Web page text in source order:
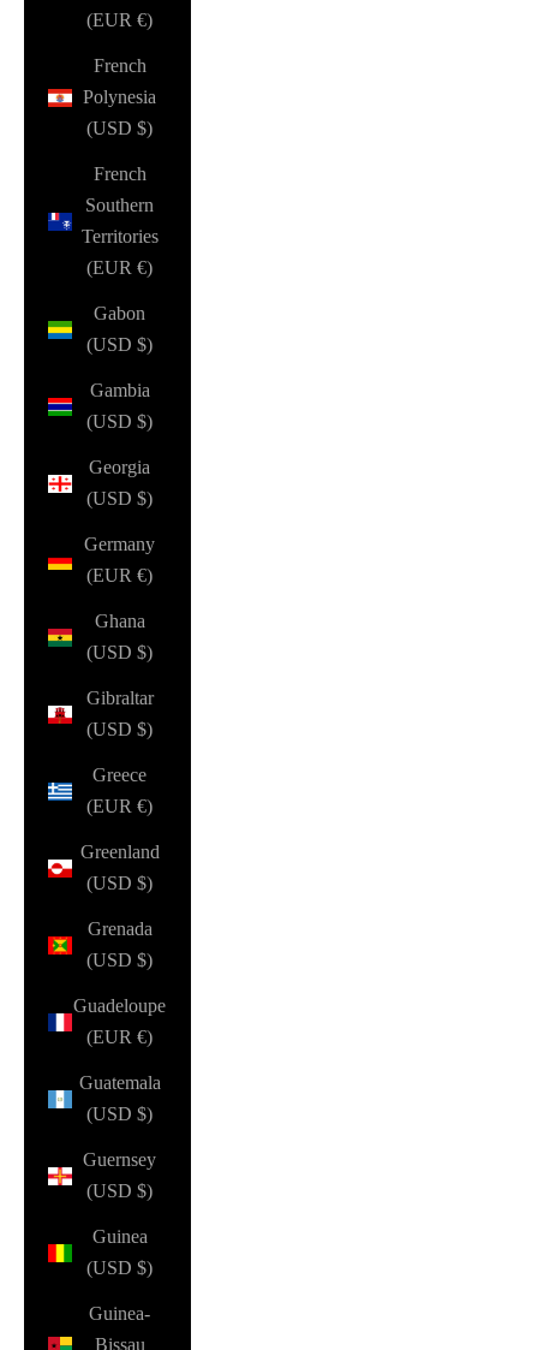
(EUR €)
French
Polynesia
(USD $)
French
Southern
Territories
(EUR €)
Gabon
(USD $)
Gambia
(USD $)
Georgia
(USD $)
Germany
(EUR €)
Ghana
(USD $)
Gibraltar
(USD $)
Greece
(EUR €)
Greenland
(USD $)
Grenada
(USD $)
Guadeloupe
(EUR €)
Guatemala
(USD $)
Guernsey
(USD $)
Guinea
(USD $)
Guinea-
Bissau